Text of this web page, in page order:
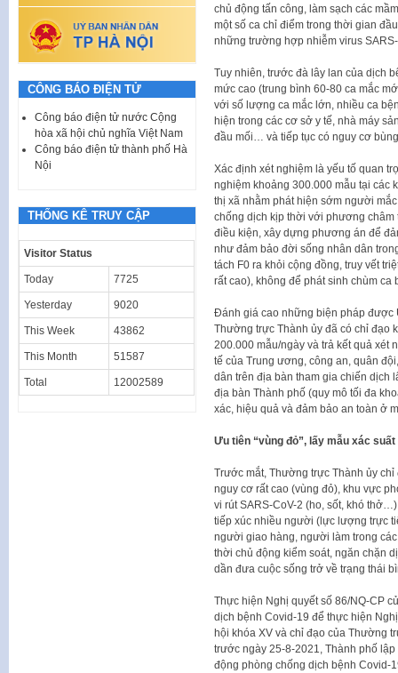
chủ động tấn công, làm sạch các
một số ca chỉ điểm trong thời gian
những trường hợp nhiễm virus
Tuy nhiên, trước đà lây lan của dịch
mức cao (trung bình 60-80 ca mắc
với số lượng ca mắc lớn, nhiều ca
hiện trong các cơ sở y tế, nhà máy
đầu mối… và tiếp tục có nguy cơ
Xác định xét nghiệm là yếu tố quan
nghiệm khoảng 300.000 mẫu tại các
thị xã nhằm phát hiện sớm người
chống dịch kịp thời với phương châm
điều kiện, xây dựng phương án để
như đảm bảo đời sống nhân dân
tách F0 ra khỏi cộng đồng, truy vết
rất cao), không để phát sinh chùm ca
Đánh giá cao những biện pháp được
Thường trực Thành ủy đã có chỉ đạo
200.000 mẫu/ngày và trả kết quả xét
tế của Trung ương, công an, quân
dân trên địa bàn tham gia chiến dịch
địa bàn Thành phố (quy mô tối đa
xác, hiệu quả và đảm bảo an toàn ở
Ưu tiên “vùng đỏ”, lấy mẫu xác suất
Trước mắt, Thường trực Thành ủy
nguy cơ rất cao (vùng đỏ), khu vực
vi rút SARS-CoV-2 (ho, sốt, khó
tiếp xúc nhiều người (lực lượng trực
người giao hàng, người làm trong
thời chủ động kiểm soát, ngăn chặn
dần đưa cuộc sống trở về trạng thái
Thực hiện Nghị quyết số 86/NQ-CP
dịch bệnh Covid-19 để thực hiện
hội khóa XV và chỉ đạo của Thường
trước ngày 25-8-2021, Thành phố
động phòng chống dịch bệnh Covid-
CÔNG BÁO ĐIỆN TỬ
Công báo điện tử nước Cộng
hòa xã hội chủ nghĩa Việt Nam
Công báo điện tử thành phố Hà
Nội
THỐNG KÊ TRUY CẬP
Visitor Status
Today 7725
Yesterday 9020
This Week 43862
This Month 51587
Total 12002589